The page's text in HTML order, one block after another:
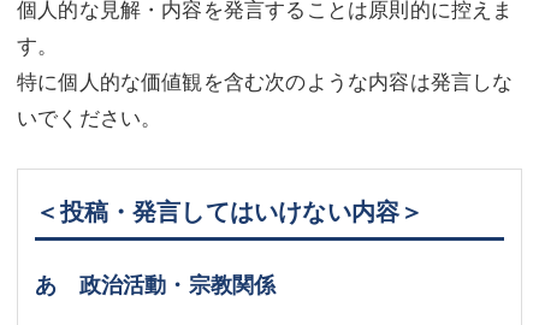
個人的な見解・内容を発言することは原則的に控えま
す。
特に個人的な価値観を含む次のような内容は発言しな
いでください。
＜投稿・発言してはいけない内容＞
あ 政治活動・宗教関係